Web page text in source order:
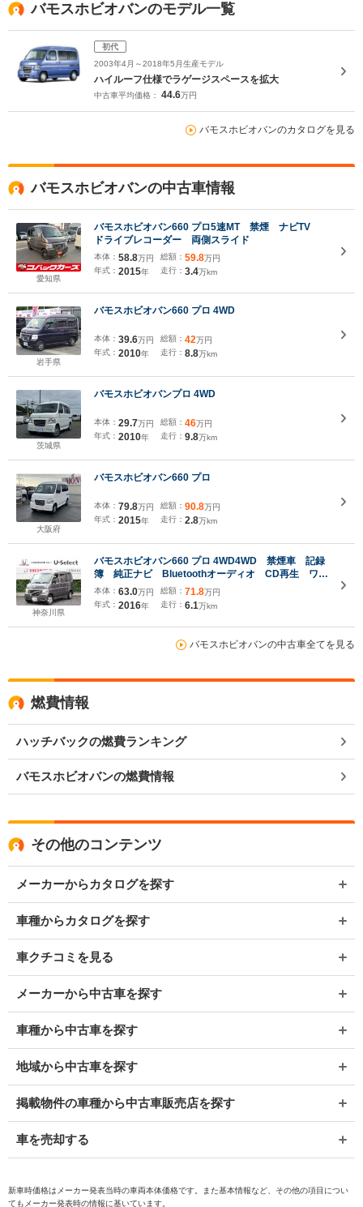
バモスホビオバンのモデル一覧
初代
2003年4月～2018年5月生産モデル
ハイルーフ仕様でラゲージスペースを拡大
中古車平均価格： 44.6万円
バモスホビオバンのカタログを見る
バモスホビオバンの中古車情報
愛知県
バモスホビオバン660 プロ5速MT 禁煙 ナビTV
ドライブレコーダー 両側スライド
本体： 58.8万円
年式： 2015年
総額： 59.8万円
走行： 3.4万km
岩手県
バモスホビオバン660 プロ 4WD
本体： 39.6万円
年式： 2010年
総額： 42万円
走行： 8.8万km
茨城県
バモスホビオバンプロ 4WD
本体： 29.7万円
年式： 2010年
総額： 46万円
走行： 9.8万km
大阪府
バモスホビオバン660 プロ
本体： 79.8万円
年式： 2015年
総額： 90.8万円
走行： 2.8万km
神奈川県
バモスホビオバン660 プロ 4WD4WD 禁煙車 記録
簿 純正ナビ Bluetoothオーディオ CD再生 ワン
セグ ETC 社外フロントドラレコ
本体： 63.0万円
年式： 2016年
総額： 71.8万円
走行： 6.1万km
バモスホビオバンの中古車全てを見る
燃費情報
ハッチバックの燃費ランキング
バモスホビオバンの燃費情報
その他のコンテンツ
メーカーからカタログを探す
車種からカタログを探す
車クチコミを見る
メーカーから中古車を探す
車種から中古車を探す
地域から中古車を探す
掲載物件の車種から中古車販売店を探す
車を売却する
新車時価格はメーカー発表当時の車両本体価格です。また基本情報など、その他の項目につい
てもメーカー発表時の情報に基いています。